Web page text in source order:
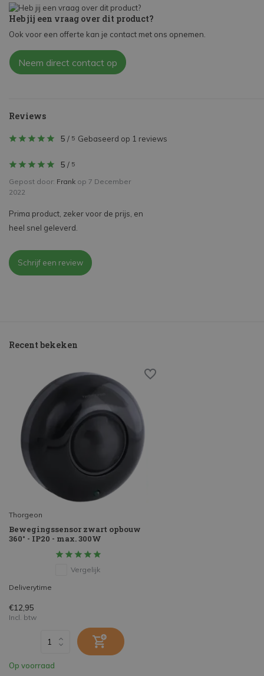
Heb jij een vraag over dit product?
Ook voor een offerte kan je contact met ons opnemen.
Neem direct contact op
Reviews
5 / 5 Gebaseerd op 1 reviews
5 / 5
Gepost door: Frank op 7 December
2022
Prima product, zeker voor de prijs, en
heel snel geleverd.
Schrijf een review
Recent bekeken
Thorgeon
Bewegingssensor zwart opbouw
360° - IP20 - max. 300W
Vergelijk
Deliverytime
€12,95
Incl. btw
Op voorraad